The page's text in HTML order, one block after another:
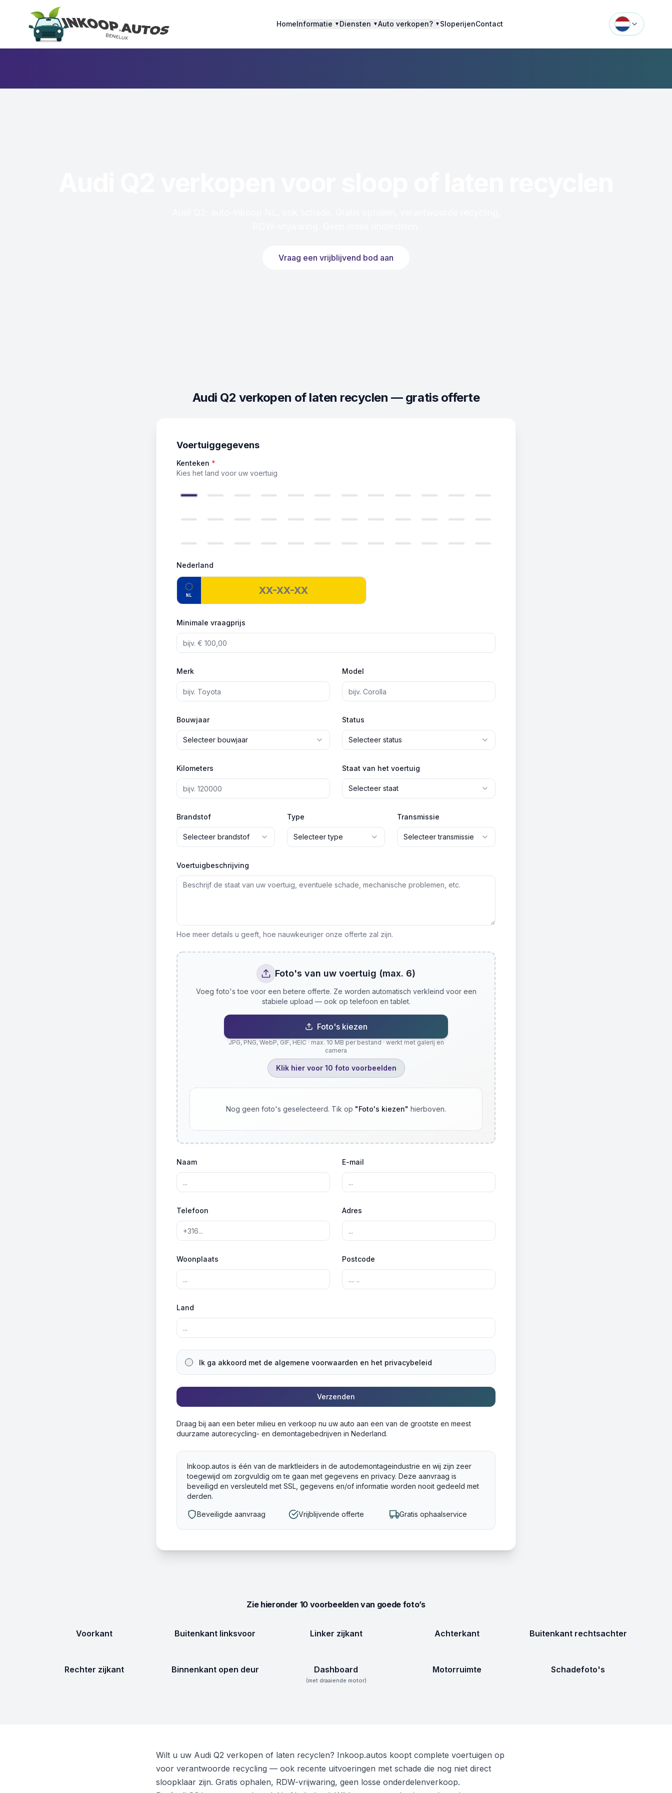
HomeInformatie ▼ Diensten ▼Auto verkopen? ▼ SloperijenContact
Vraag een vrijblijvend bod aan
Audi Q2 verkopen of laten recyclen — gratis offerte
Voertuiggegevens
Kenteken *
Kies het land voor uw voertuig
Nederland
NL
Minimale vraagprijs
Merk Model
Bouwjaar
Selecteer bouwjaar
Status
Selecteer status
Kilometers Staat van het voertuig
Selecteer staat
Brandstof
Selecteer brandstof
Type
Selecteer type
Transmissie
Selecteer transmissie
Voertuigbeschrijving
Hoe meer details u geeft, hoe nauwkeuriger onze offerte zal zijn.
Foto's van uw voertuig (max. 6)
Voeg foto's toe voor een betere offerte. Ze worden automatisch verkleind voor een
stabiele upload — ook op telefoon en tablet.
Foto's kiezen
JPG, PNG, WebP, GIF, HEIC · max. 10 MB per bestand · werkt met galerij en
camera
Klik hier voor 10 foto voorbeelden
Nog geen foto's geselecteerd. Tik op "Foto's kiezen" hierboven.
Naam E-mail
Telefoon Adres
Woonplaats Postcode
Land
Ik ga akkoord met de algemene voorwaarden en het privacybeleid
Verzenden
Draag bij aan een beter milieu en verkoop nu uw auto aan een van de grootste en meest
duurzame autorecycling- en demontagebedrijven in Nederland.
Inkoop.autos is één van de marktleiders in de autodemontageindustrie en wij zijn zeer
toegewijd om zorgvuldig om te gaan met gegevens en privacy. Deze aanvraag is
beveiligd en versleuteld met SSL, gegevens en/of informatie worden nooit gedeeld met
derden.
Beveiligde aanvraag Vrijblijvende offerte Gratis ophaalservice
Zie hieronder 10 voorbeelden van goede foto’s
Voorkant Buitenkant linksvoor Linker zijkant Achterkant Buitenkant rechtsachter
Rechter zijkant Binnenkant open deur Dashboard
(met draaiende motor)
Motorruimte Schadefoto's
Wilt u uw Audi Q2 verkopen of laten recyclen? Inkoop.autos koopt complete voertuigen op
voor verantwoorde recycling — ook recente uitvoeringen met schade die nog niet direct
sloopklaar zijn. Gratis ophalen, RDW-vrijwaring, geen losse onderdelenverkoop.